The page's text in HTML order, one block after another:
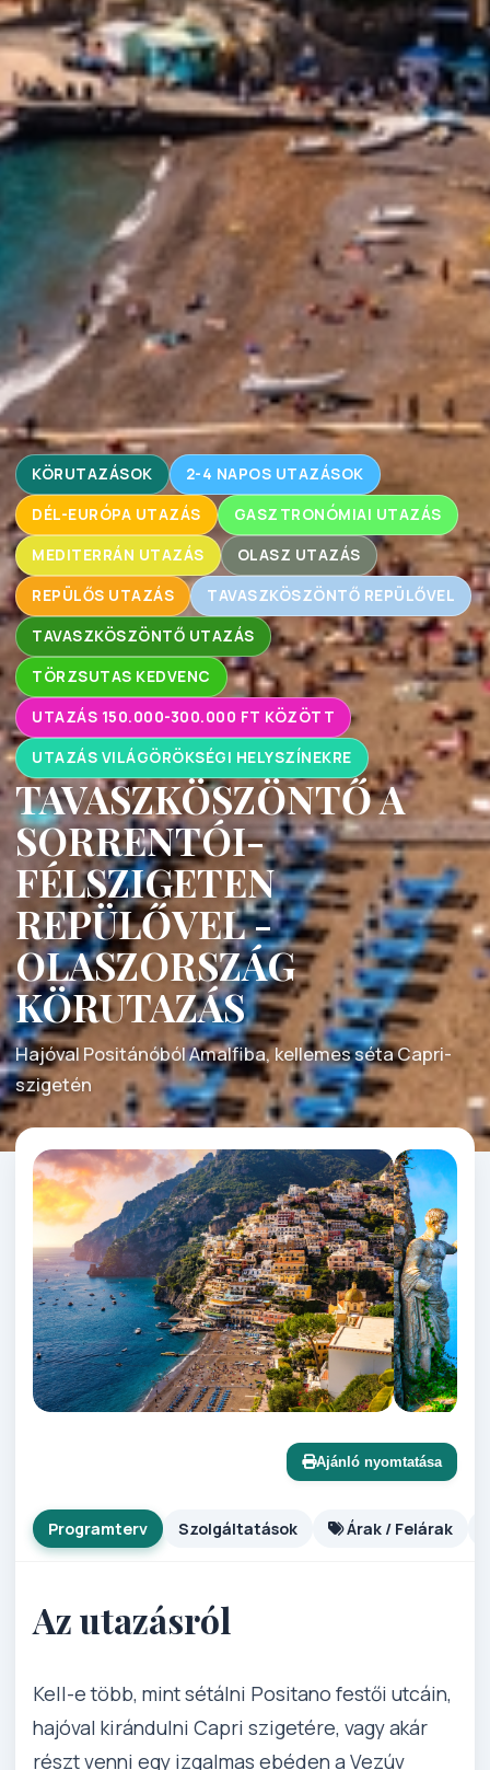
KÖRUTAZÁSOK 2-4 NAPOS UTAZÁSOK
DÉL-EURÓPA UTAZÁS GASZTRONÓMIAI UTAZÁS
MEDITERRÁN UTAZÁS OLASZ UTAZÁS
REPÜLŐS UTAZÁS TAVASZKÖSZÖNTŐ REPÜLŐVEL
TAVASZKÖSZÖNTŐ UTAZÁS
TÖRZSUTAS KEDVENC
UTAZÁS 150.000-300.000 FT KÖZÖTT
UTAZÁS VILÁGÖRÖKSÉGI HELYSZÍNEKRE
TAVASZKÖSZÖNTŐ A
SORRENTÓI-
FÉLSZIGETEN
REPÜLŐVEL -
OLASZORSZÁG
KÖRUTAZÁS
Hajóval Positánóból Amalfiba, kellemes séta Capri-
szigetén
Ajánló nyomtatása
Programterv Szolgáltatások Árak / Felárak
Az utazásról
Kell-e több, mint sétálni Positano festői utcáin,
hajóval kirándulni Capri szigetére, vagy akár
részt venni egy izgalmas ebéden a Vezúv